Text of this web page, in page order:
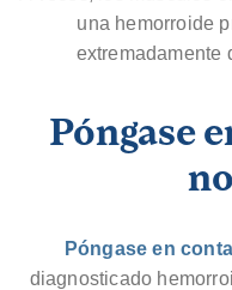
una hemorroide
extremadamente
Póngase
Póngase en
diagnosticado